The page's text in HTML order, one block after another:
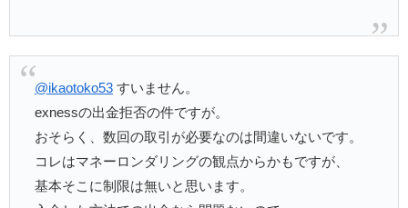
@ikaotoko53 すいません。
exnessの出金拒否の件ですが。
おそらく、数回の取引が必要なのは間違いないです。
コレはマネーロンダリングの観点からかもですが、
基本そこに制限は無いと思います。